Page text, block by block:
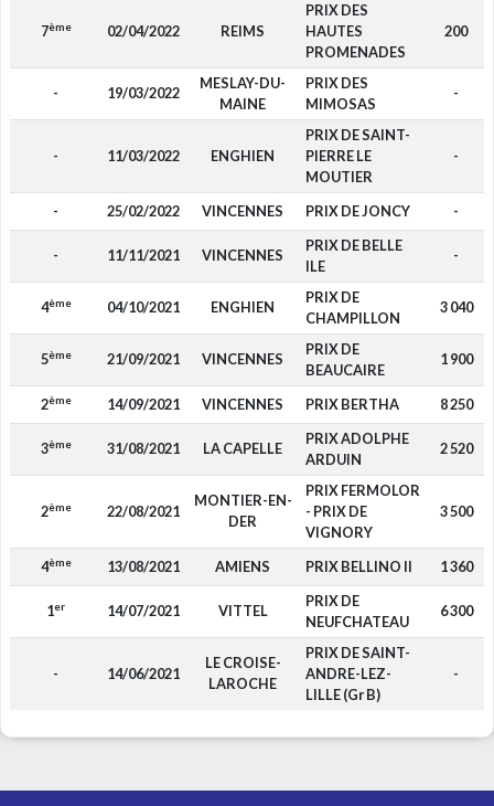
7ème 02/04/2022 REIMS
PRIX DES
HAUTES
PROMENADES
200
- 19/03/2022
MESLAY-DU-
MAINE
PRIX DES
MIMOSAS
-
- 11/03/2022 ENGHIEN
PRIX DE SAINT-
PIERRE LE
MOUTIER
-
- 25/02/2022 VINCENNES PRIX DE JONCY -
- 11/11/2021 VINCENNES
PRIX DE BELLE
ILE
-
4ème 04/10/2021 ENGHIEN
PRIX DE
CHAMPILLON
3 040
5ème 21/09/2021 VINCENNES
PRIX DE
BEAUCAIRE
1 900
2ème 14/09/2021 VINCENNES PRIX BERTHA 8 250
3ème 31/08/2021 LA CAPELLE
PRIX ADOLPHE
ARDUIN
2 520
2ème 22/08/2021
MONTIER-EN-
DER
PRIX FERMOLOR
- PRIX DE
VIGNORY
3 500
4ème 13/08/2021 AMIENS PRIX BELLINO II 1 360
1er 14/07/2021 VITTEL
PRIX DE
NEUFCHATEAU
6 300
- 14/06/2021
LE CROISE-
LAROCHE
PRIX DE SAINT-
ANDRE-LEZ-
LILLE (Gr B)
-